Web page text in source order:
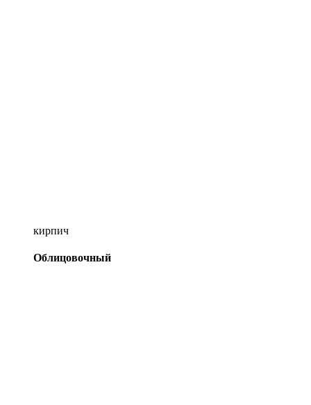
кирпич
Облицовочный